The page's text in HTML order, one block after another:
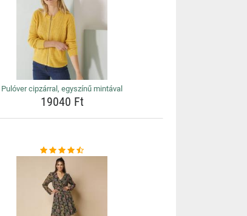
Pulóver cipzárral, egyszínű mintával
19040 Ft